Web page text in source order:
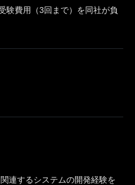
験費用（3回まで）を同社が負
連するシステムの開発経験を